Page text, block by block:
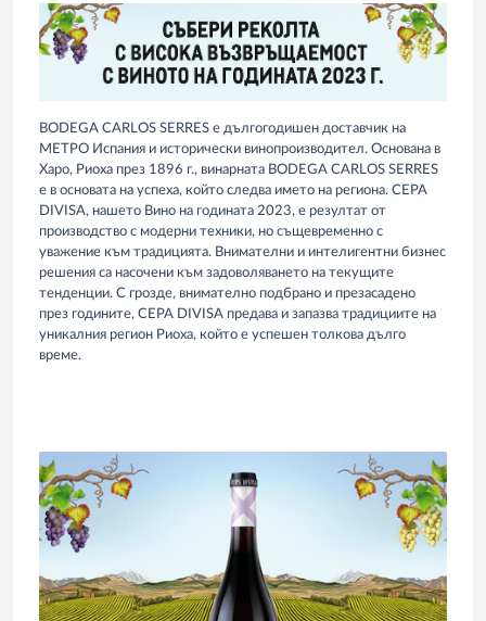
BODEGA CARLOS SERRES е дългогодишен доставчик на
МЕТРО Испания и исторически винопроизводител. Основана в
Харо, Риоха през 1896 г., винарната BODEGA CARLOS SERRES
е в основата на успеха, който следва името на региона. CEPA
DIVISA, нашето Вино на годината 2023, е резултат от
производство с модерни техники, но същевременно с
уважение към традицията. Внимателни и интелигентни бизнес
решения са насочени към задоволяването на текущите
тенденции. С грозде, внимателно подбрано и презасадено
през годините, CEPA DIVISA предава и запазва традициите на
уникалния регион Риоха, който е успешен толкова дълго
време.